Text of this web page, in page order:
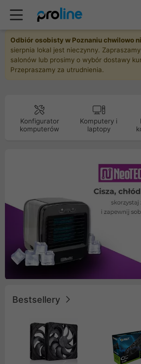
Odbiór osobisty w Poznaniu chwilowo
sierpnia lokal jest nieczynny.
salonów lub prosimy o wybór dostawy
Przepraszamy za utrudnienia.
Konfigurator
komputerów
Komputery i
laptopy
Bestsellery